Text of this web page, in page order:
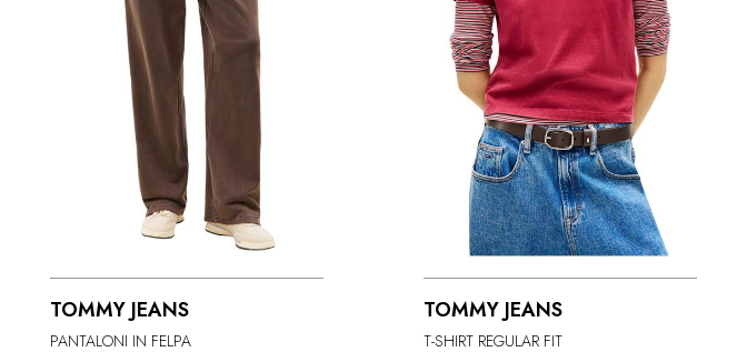
TOMMY JEANS
PANTALONI IN FELPA
TOMMY JEANS
T-SHIRT REGULAR FIT